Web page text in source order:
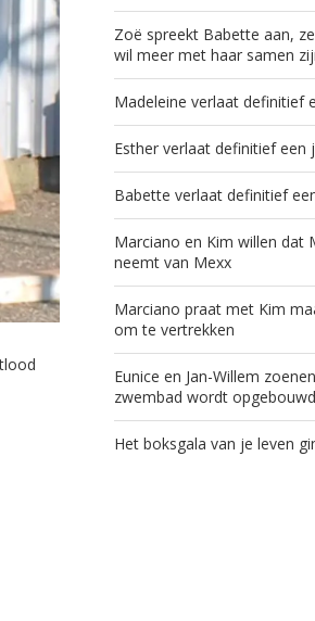
Zoë spreekt Babette aan,
wil meer met haar samen
Madeleine verlaat definitief
Esther verlaat definitief een
Babette verlaat definitief
Marciano en Kim willen dat
neemt van Mexx
Marciano praat met Kim
om te vertrekken
Eunice en Jan-Willem
zwembad wordt opgebouwd
Het boksgala van je leven